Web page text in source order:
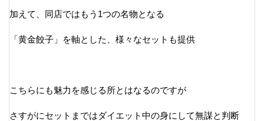
加えて、同店ではもう1つの名物となる
「黄金餃子」を軸とした、様々なセットも提供
こちらにも魅力を感じる所とはなるのですが
さすがにセットまではダイエット中の身にして無謀と判断